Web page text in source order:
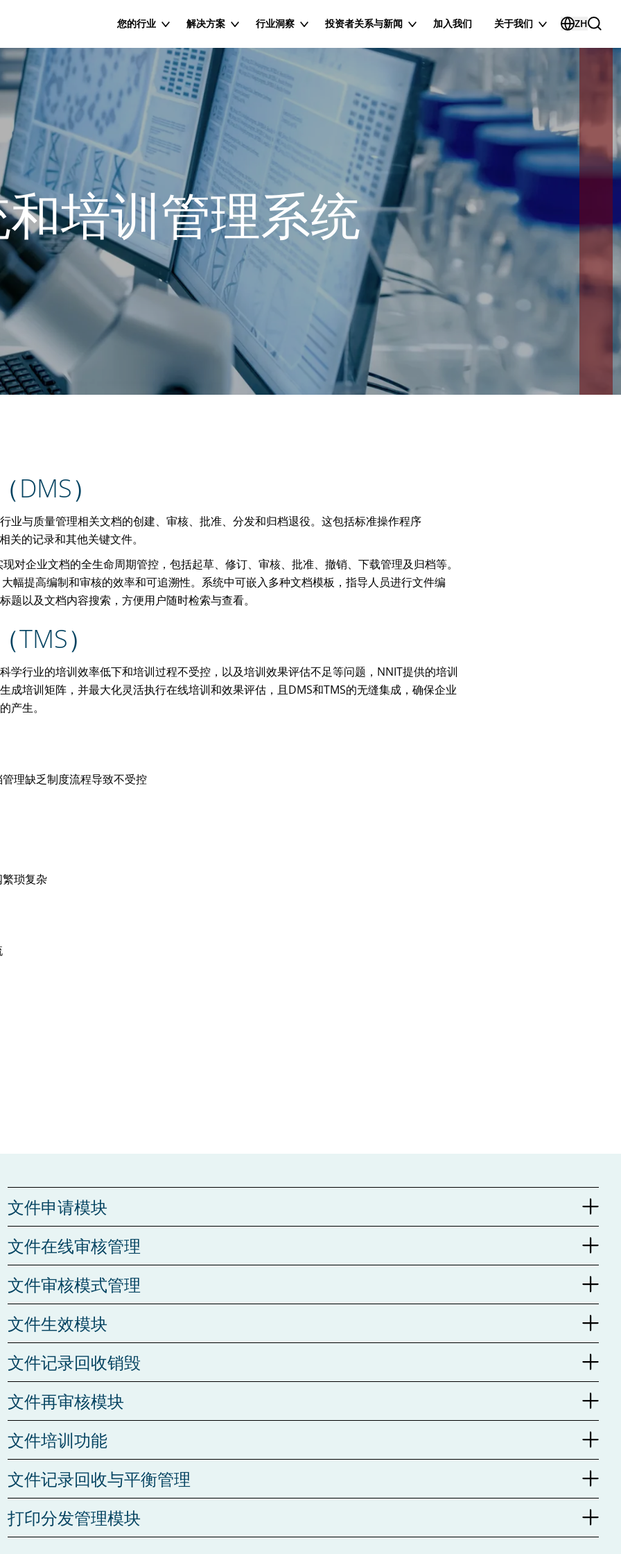
您的行业 解决方案 行业洞察 投资者关系与新闻 加入我们 关于我们 ZH
培训管理系统
）
业与质量管理相关文档的创建、审核、批准、分发和归档退役。这包括标准操作程序
关的记录和其他关键文件。
对企业文档的全生命周期管控，包括起草、修订、审核、批准、撤销、下载管理及归档等。
幅提高编制和审核的效率和可追溯性。系统中可嵌入多种文档模板，指导人员进行文件编
题以及文档内容搜索，方便用户随时检索与查看。
）
学行业的培训效率低下和培训过程不受控，以及培训效果评估不足等问题，NNIT提供的培训
成培训矩阵，并最大化灵活执行在线培训和效果评估，且DMS和TMS的无缝集成，确保企业
产生。
理缺乏制度流程导致不受控
琐复杂
文件申请模块
新建文件
升版文件
作废文件
文件在线审核管理
在线编辑功能
在线审批功能
文件审核模式管理
审核流程设置
审核人设置功能
文件生效模块
文件生效后打印
水印模板管理
二维码模板管理
文件记录回收销毁
文件再审核模块
文件再审核提醒
文件再审核执行
文件培训功能
审核流程设置
审核人设置功能
文件记录回收与平衡管理
打印分发管理模块